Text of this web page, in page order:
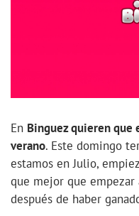
En Binguez quieren que
verano. Este domingo
estamos en Julio,
que mejor que empezar
después de haber